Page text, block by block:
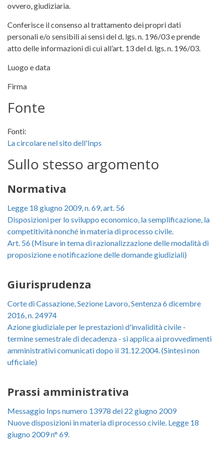
ovvero, giudiziaria.
Conferisce il consenso al trattamento dei propri dati
personali e/o sensibili ai sensi del d. lgs. n. 196/03 e prende
atto delle informazioni di cui all’art. 13 del d. lgs. n. 196/03.
Luogo e data
Firma
Fonte
Fonti:
La circolare nel sito dell'Inps
Sullo stesso argomento
Normativa
Legge 18 giugno 2009, n. 69, art. 56
Disposizioni per lo sviluppo economico, la semplificazione, la
competitività nonché in materia di processo civile.
Art. 56 (Misure in tema di razionalizzazione delle modalità di
proposizione e notificazione delle domande giudiziali)
Giurisprudenza
Corte di Cassazione, Sezione Lavoro, Sentenza 6 dicembre
2016, n. 24974
Azione giudiziale per le prestazioni d'invalidità civile -
termine semestrale di decadenza - si applica ai provvedimenti
amministrativi comunicati dopo il 31.12.2004. (Sintesi non
ufficiale)
Prassi amministrativa
Messaggio Inps numero 13978 del 22 giugno 2009
Nuove disposizioni in materia di processo civile. Legge 18
giugno 2009 n° 69.